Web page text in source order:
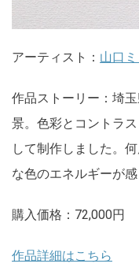
アーティスト： 山口ミ
作品ストーリー：埼
景。色彩とコントラ
して制作しました。
な色のエネルギーが
購入価格：72,000円
作品詳細はこちら